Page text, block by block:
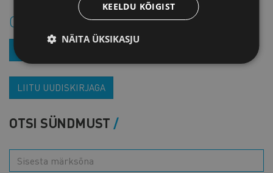
Osta sündmuse salvestus
LIITU UUDISKIRJAGA
OTSI SÜNDMUST
KEELDU KÕIGIST
NÄITA ÜKSIKASJU